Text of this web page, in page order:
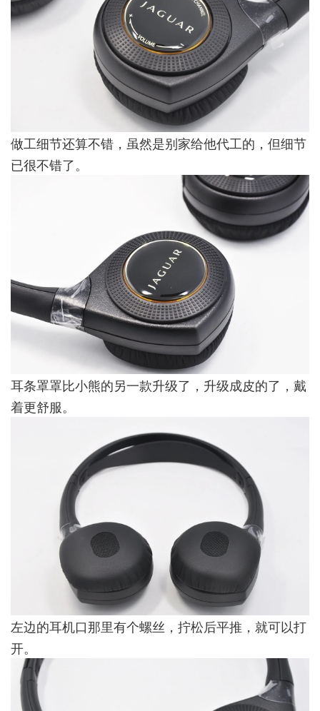
做工细节还算不错，虽然是别家给他代工的，但细节
已很不错了。
耳条罩罩比小熊的另一款升级了，升级成皮的了，戴
着更舒服。
左边的耳机口那里有个螺丝，拧松后平推，就可以打
开。